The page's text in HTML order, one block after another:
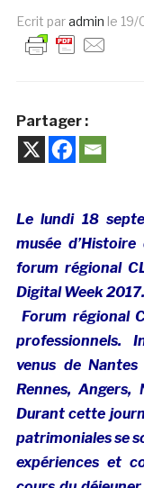
Ecrit paradmin le 19/
Partager :
Le lundi 18
musée
forum régional
Digital Week
Forum régional
professionnels.
venus de
Rennes, Angers,
Durant cette
patrimoniales se
expériences et